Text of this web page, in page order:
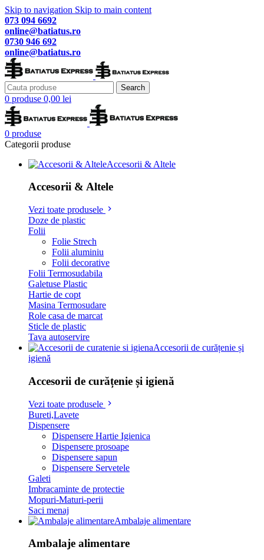
Skip to navigation Skip to main content
073 094 6692
online@batiatus.ro
0730 946 692
online@batiatus.ro
Search
0 produse 0,00 lei
0 produse
Categorii produse
Accesorii & Altele
Accesorii & Altele
Vezi toate produsele
Doze de plastic
Folii
Folie Strech
Folii aluminiu
Folii decorative
Folii Termosudabila
Galetuse Plastic
Hartie de copt
Masina Termosudare
Role casa de marcat
Sticle de plastic
Tava autoservire
Accesorii de curățenie și
igienă
Accesorii de curățenie și igienă
Vezi toate produsele
Bureti,Lavete
Dispensere
Dispensere Hartie Igienica
Dispensere prosoape
Dispensere sapun
Dispensere Servetele
Galeti
Imbracaminte de protectie
Mopuri-Maturi-perii
Saci menaj
Ambalaje alimentare
Ambalaje alimentare